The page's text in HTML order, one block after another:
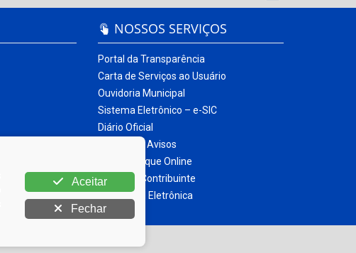
NOSSOS SERVIÇOS
Portal da Transparência
Carta de Serviços ao Usuário
Ouvidoria Municipal
Sistema Eletrônico – e-SIC
Diário Oficial
Quadro de Avisos
Contracheque Online
Portal do Contribuinte
Nota Fiscal Eletrônica
Aceitar
Fechar